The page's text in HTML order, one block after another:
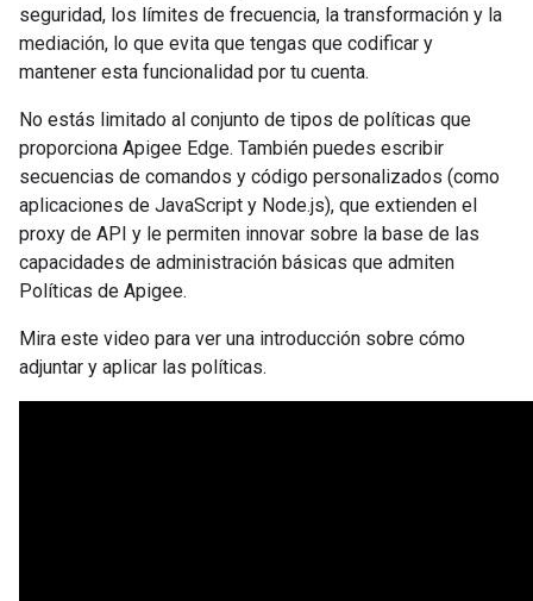
seguridad, los límites de frecuencia, la transformación y la
mediación, lo que evita que tengas que codificar y
mantener esta funcionalidad por tu cuenta.
No estás limitado al conjunto de tipos de políticas que
proporciona Apigee Edge. También puedes escribir
secuencias de comandos y código personalizados (como
aplicaciones de JavaScript y Node.js), que extienden el
proxy de API y le permiten innovar sobre la base de las
capacidades de administración básicas que admiten
Políticas de Apigee.
Mira este video para ver una introducción sobre cómo
adjuntar y aplicar las políticas.